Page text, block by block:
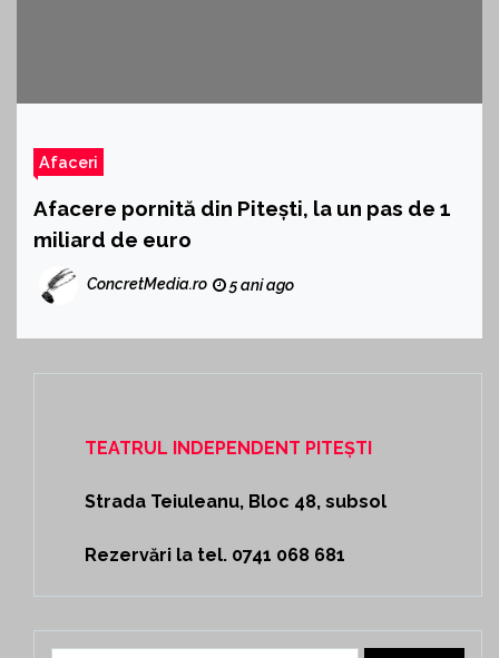
Afaceri
Afacere pornită din Pitești, la un pas de 1
miliard de euro
ConcretMedia.ro 5 ani ago
TEATRUL INDEPENDENT PITEȘTI
Strada Teiuleanu, Bloc 48, subsol
Rezervări la tel. 0741 068 681